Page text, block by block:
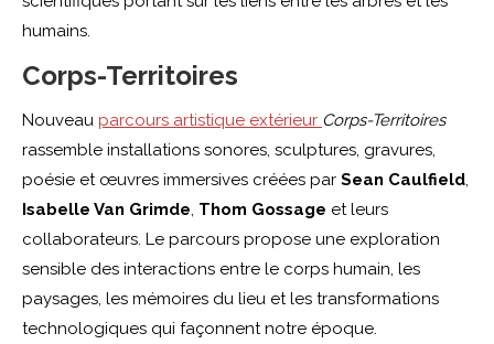
humains.
Corps-Territoires
Nouveau parcours artistique extérieur Corps-Territoires
rassemble installations sonores, sculptures, gravures,
poésie et œuvres immersives créées par Sean Caulfield,
Isabelle Van Grimde, Thom Gossage et leurs
collaborateurs. Le parcours propose une exploration
sensible des interactions entre le corps humain, les
paysages, les mémoires du lieu et les transformations
technologiques qui façonnent notre époque.